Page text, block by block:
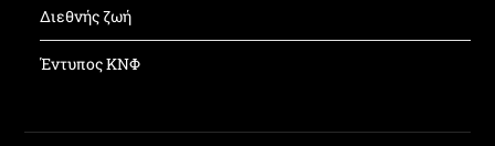
Διεθνής ζωή
Έντυπος ΚΝΦ